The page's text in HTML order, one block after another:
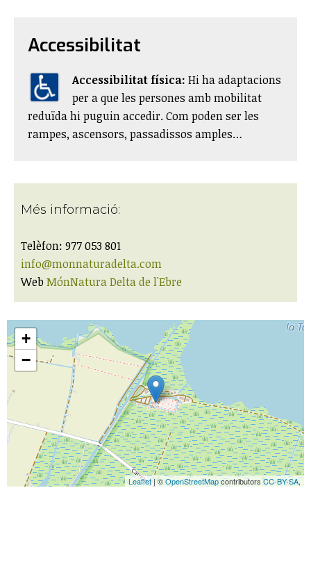
Accessibilitat
Accessibilitat física: ​Hi ha adaptacions
per a que les persones amb mobilitat
reduïda hi puguin accedir. Com poden ser les
rampes, ascensors, passadissos amples…
Més informació:
Telèfon: 977 053 801
info@monnaturadelta.com
Web MónNatura Delta de l'Ebre
+
−
Leaflet| ©OpenStreetMapcontributorsCC-BY-SA,